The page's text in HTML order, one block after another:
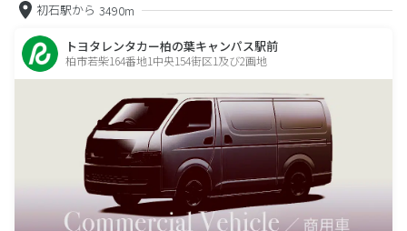
初石駅から 3490m
トヨタレンタカー柏の葉キャンパス駅前
柏市若柴164番地1中央154街区1及び2画地